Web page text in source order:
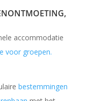
accommodatie
voor groepen.
bestemmingen